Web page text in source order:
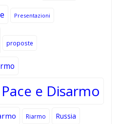
Presentazioni
proposte
e Disarmo
Riarmo Russia